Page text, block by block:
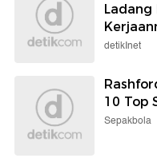
Ladang
detikInet
10 Top
Sepakbola